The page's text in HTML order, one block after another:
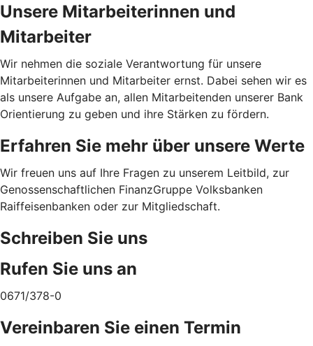
Unsere Mitarbeiterinnen und
Mitarbeiter
Wir nehmen die soziale Verantwortung für unsere
Mitarbeiterinnen und Mitarbeiter ernst. Dabei sehen wir es
als unsere Aufgabe an, allen Mitarbeitenden unserer Bank
Orientierung zu geben und ihre Stärken zu fördern.
Erfahren Sie mehr über unsere Werte
Wir freuen uns auf Ihre Fragen zu unserem Leitbild, zur
Genossenschaftlichen FinanzGruppe Volksbanken
Raiffeisenbanken oder zur Mitgliedschaft.
Schreiben Sie uns
Rufen Sie uns an
0671/378-0
Vereinbaren Sie einen Termin